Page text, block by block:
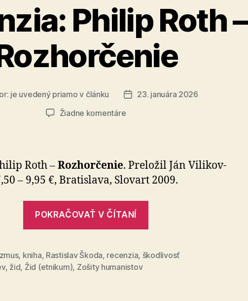
Philip Roth –
je uvedený priamo v článku
Dátum
23. januára 2026
Žiadne komentárena
–
Rozhorčenie
Roth –Rozhorčenie. Preložil Ján Vi­li­kov­
– 9,95 €, Bratislava, Slovart 2009.
POKRAČOVAŤ V ČÍTANÍ
–
, kniha, Rastislav Škoda, recenzia, škodlivosť
, žid, Žid (etnikum), Zošity humanistov